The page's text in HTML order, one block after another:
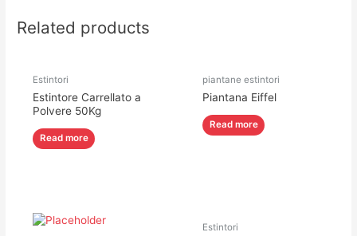
Related products
Estintori
Estintore Carrellato a
Polvere 50Kg
Read more
piantane estintori
Piantana Eiffel
Read more
Estintori